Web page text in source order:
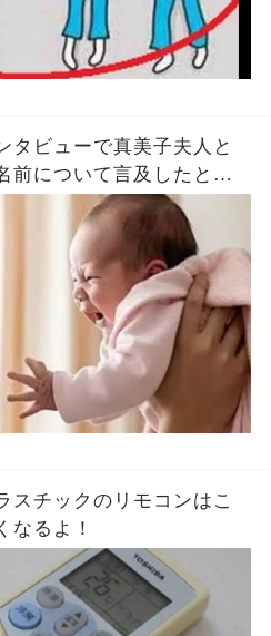
タビューで真美子夫人と
前について言及したと話
朗希は知ってそう！
スチックのリモコンはこ
なるよ！